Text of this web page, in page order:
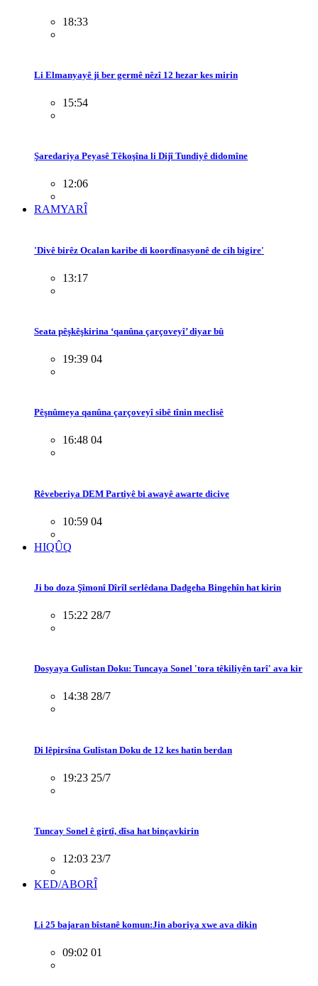
18:33
Li Elmanyayê ji ber germê nêzî 12 hezar kes mirin
15:54
Şaredariya Peyasê Têkoşîna li Dijî Tundiyê didomîne
12:06
RAMYARÎ
'Divê birêz Ocalan karibe di koordînasyonê de cih bigire'
13:17
Seata pêşkêşkirina ‘qanûna çarçoveyî’ diyar bû
19:39 04
Pêşnûmeya qanûna çarçoveyî sibê tînin meclisê
16:48 04
Rêveberiya DEM Partiyê bi awayê awarte dicive
10:59 04
HIQÛQ
Ji bo doza Şîmonî Dîrîl serlêdana Dadgeha Bingehîn hat kirin
15:22 28/7
Dosyaya Gulîstan Doku: Tuncaya Sonel 'tora têkiliyên tarî' ava kir
14:38 28/7
Di lêpirsîna Gulîstan Doku de 12 kes hatin berdan
19:23 25/7
Tuncay Sonel ê girtî, dîsa hat binçavkirin
12:03 23/7
KED/ABORÎ
Li 25 bajaran bîstanê komun:Jin aboriya xwe ava dikin
09:02 01